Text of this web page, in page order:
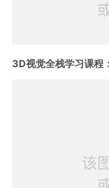
3D视觉全栈学习课